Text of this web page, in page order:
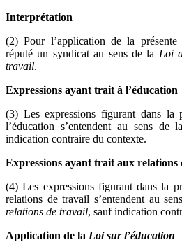
Interprétation
(2) Pour l’application de la présente
réputé un syndicat au sens de la Loi
travail.
Expressions ayant trait à l’éducation
(3) Les expressions figurant dans la
l’éducation s’entendent au sens de
indication contraire du contexte.
Expressions ayant trait aux relations
(4) Les expressions figurant dans la
relations de travail s’entendent au
relations de travail, sauf indication
Application de la Loi sur l’éducation